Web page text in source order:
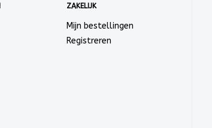
ZAKELIJK
Mijn bestellingen
Registreren